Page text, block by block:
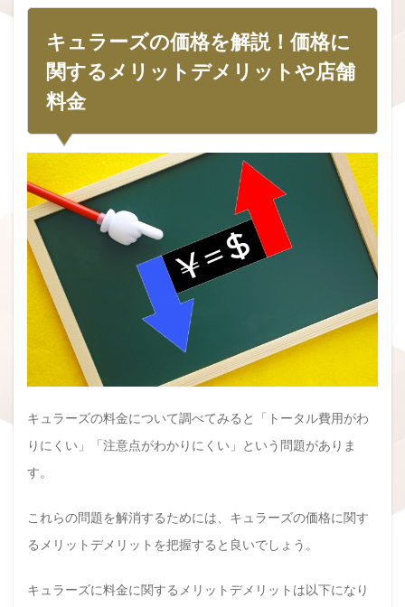
キュラーズの価格を解説！価格に
関するメリットデメリットや店舗
料金
キュラーズの料金について調べてみると「トータル費用がわ
りにくい」「注意点がわかりにくい」という問題がありま
す。
これらの問題を解消するためには、キュラーズの価格に関す
るメリットデメリットを把握すると良いでしょう。
キュラーズに料金に関するメリットデメリットは以下になり